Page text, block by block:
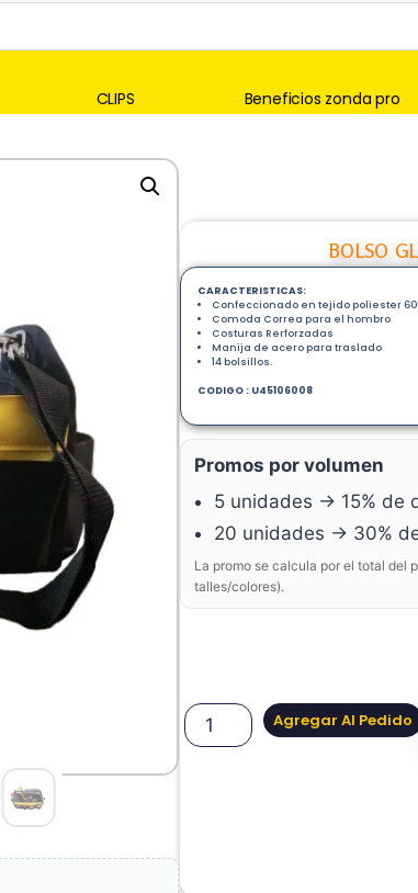
CLIPS Beneficios zonda pro
BOLSO
CARACTERISTICAS:
Confeccionado en tejido poliester
Comoda Correa para el hombro
Costuras Rerforzadas
Manija de acero para traslado
14 bolsillos.
CODIGO : U45106008
Agregar Al Pedido
Promos por volumen
5 unidades → 15% de
20 unidades → 30%
La promo se calcula por el total del
talles/colores).